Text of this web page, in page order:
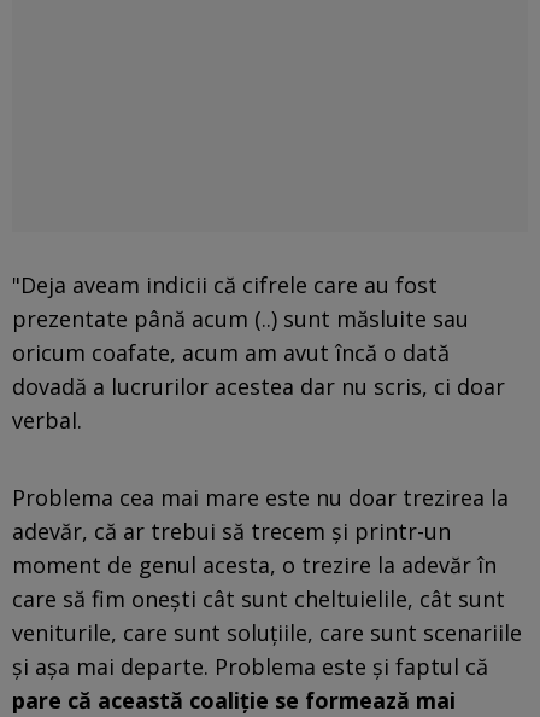
"Deja aveam indicii că cifrele care au fost
prezentate până acum (..) sunt măsluite sau
oricum coafate, acum am avut încă o dată
dovadă a lucrurilor acestea dar nu scris, ci doar
verbal.
Problema cea mai mare este nu doar trezirea la
adevăr, că ar trebui să trecem şi printr-un
moment de genul acesta, o trezire la adevăr în
care să fim oneşti cât sunt cheltuielile, cât sunt
veniturile, care sunt soluţiile, care sunt scenariile
şi aşa mai departe. Problema este şi faptul că
pare că această coaliţie se formează mai